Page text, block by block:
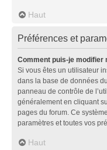
Haut
Préférences et
Comment puis-je modifier
Si vous êtes un utilisateur
dans la base de données
panneau de contrôle de
généralement en cliquant
pages du forum. Ce
paramètres et toutes vos
Haut